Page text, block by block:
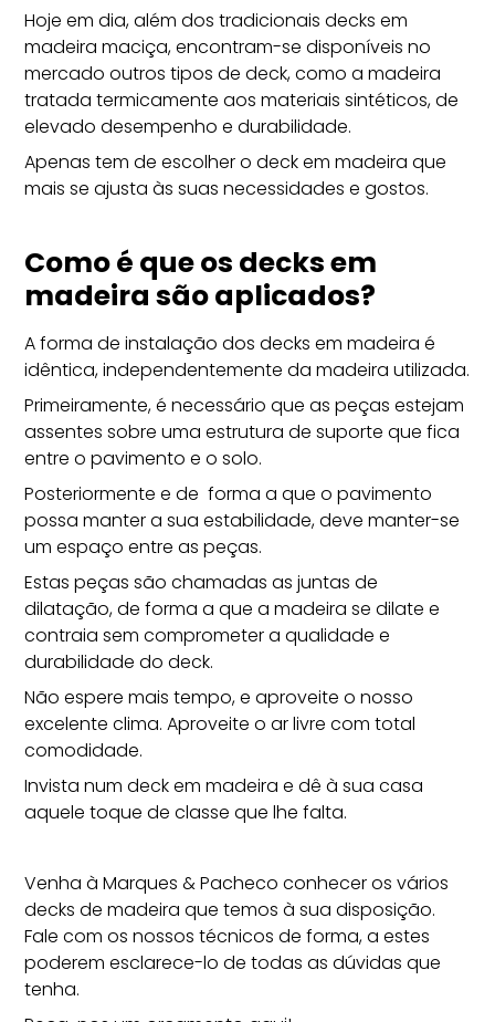
Hoje em dia, além dos tradicionais decks em
madeira maciça, encontram-se disponíveis no
mercado outros tipos de deck, como a madeira
tratada termicamente aos materiais sintéticos, de
elevado desempenho e durabilidade.
Apenas tem de escolher o deck em madeira que
mais se ajusta às suas necessidades e gostos.
Como é que os decks em
madeira são aplicados?
A forma de instalação dos decks em madeira é
idêntica, independentemente da madeira utilizada.
Primeiramente, é necessário que as peças estejam
assentes sobre uma estrutura de suporte que fica
entre o pavimento e o solo.
Posteriormente e de forma a que o pavimento
possa manter a sua estabilidade, deve manter-se
um espaço entre as peças.
Estas peças são chamadas as juntas de
dilatação, de forma a que a madeira se dilate e
contraia sem comprometer a qualidade e
durabilidade do deck.
Não espere mais tempo, e aproveite o nosso
excelente clima. Aproveite o ar livre com total
comodidade.
Invista num deck em madeira e dê à sua casa
aquele toque de classe que lhe falta.
Venha àMarques & Pacheco conhecer os vários
decks de madeira que temos à sua disposição.
Fale com os nossos técnicos de forma, a estes
poderem esclarece-lo de todas as dúvidas que
tenha.